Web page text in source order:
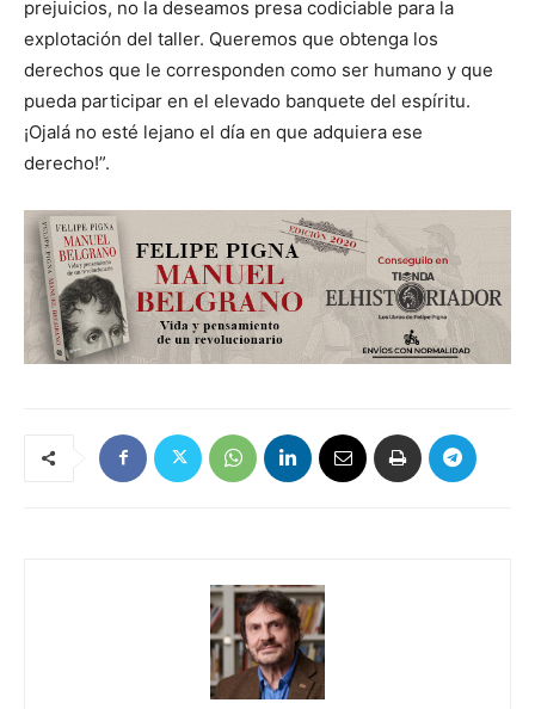
prejuicios, no la deseamos presa codiciable para la
explotación del taller. Queremos que obtenga los
derechos que le corresponden como ser humano y que
pueda participar en el elevado banquete del espíritu.
¡Ojalá no esté lejano el día en que adquiera ese
derecho!”.